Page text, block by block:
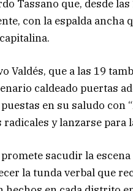
Tassano que, desde
con la espalda ancha
Valdés, que a las 19
caldeado puertas
en su saludo con
y lanzarse para
sacudir la
la tunda verbal que